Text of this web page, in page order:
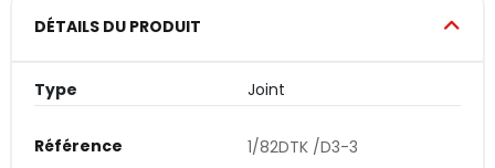
DÉTAILS DU PRODUIT
Type Joint
Référence
1/82DTK /D3-3